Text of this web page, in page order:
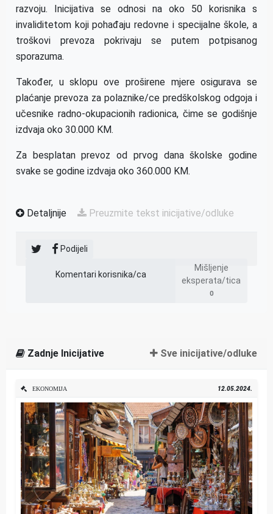
razvoju. Inicijativa se odnosi na oko 50 korisnika s
invaliditetom koji pohađaju redovne i specijalne škole, a
troškovi prevoza pokrivaju se putem potpisanog
sporazuma.
Također, u sklopu ove proširene mjere osigurava se
plaćanje prevoza za polaznike/ce predškolskog odgoja i
učesnike radno-okupacionih radionica, čime se godišnje
izdvaja oko 30.000 KM.
Za besplatan prevoz od prvog dana školske godine
svake se godine izdvaja oko 360.000 KM.
Detaljnije Preuzmite tekst inicijative/odluke
Podijeli
Mišljenje
0
Zadnje Inicijative Sve inicijative/odluke
EKONOMIJA 12.05.2024.